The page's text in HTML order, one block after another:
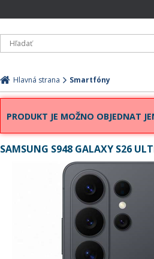
Hlavná strana Smartfóny
PRODUKT JE MOŽNO OBJEDNAT
SAMSUNG S948 GALAXY S26